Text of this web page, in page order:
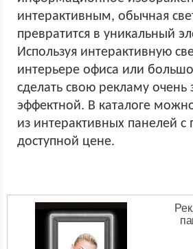
интерактивным, обычная
превратится в уникальный
Используя интерактивную
интерьере офиса или
сделать свою рекламу
эффектной. В каталоге
из интерактивных панелей с
доступной цене.